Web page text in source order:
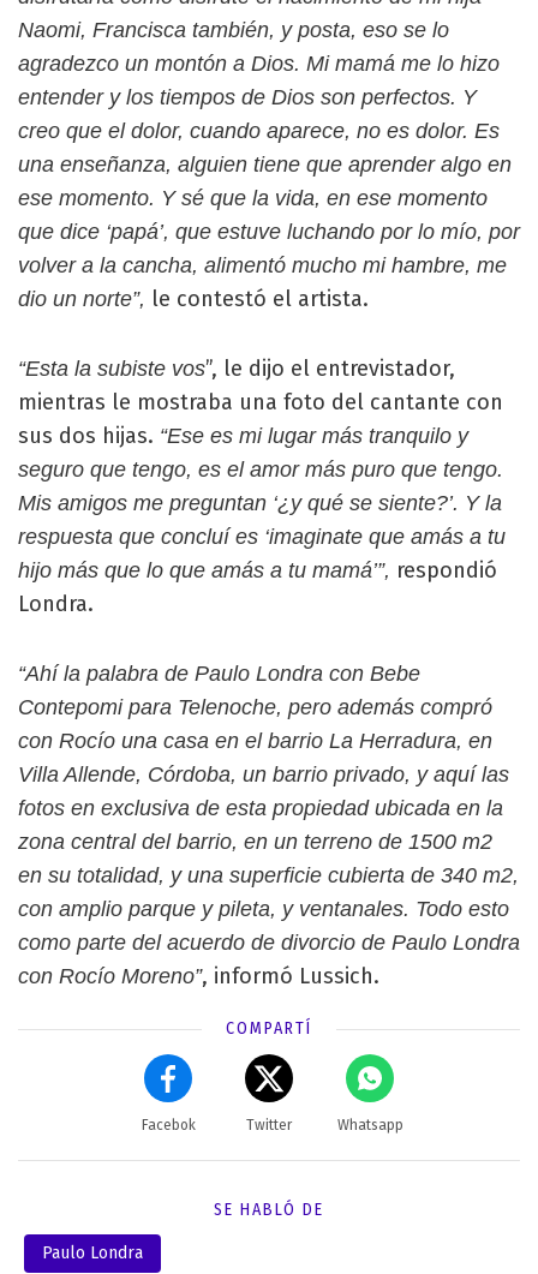
Naomi, Francisca también, y posta, eso se lo
agradezco un montón a Dios. Mi mamá me lo hizo
entender y los tiempos de Dios son perfectos. Y
creo que el dolor, cuando aparece, no es dolor. Es
una enseñanza, alguien tiene que aprender algo en
ese momento. Y sé que la vida, en ese momento
que dice ‘papá’, que estuve luchando por lo mío, por
volver a la cancha, alimentó mucho mi hambre, me
dio un norte”, le contestó el artista.
“Esta la subiste vos”, le dijo el entrevistador,
mientras le mostraba una foto del cantante con
sus dos hijas. “Ese es mi lugar más tranquilo y
seguro que tengo, es el amor más puro que tengo.
Mis amigos me preguntan ‘¿y qué se siente?’. Y la
respuesta que concluí es ‘imaginate que amás a tu
hijo más que lo que amás a tu mamá’”, respondió
Londra.
“Ahí la palabra de Paulo Londra con Bebe
Contepomi para Telenoche, pero además compró
con Rocío una casa en el barrio La Herradura, en
Villa Allende, Córdoba, un barrio privado, y aquí las
fotos en exclusiva de esta propiedad ubicada en la
zona central del barrio, en un terreno de 1500 m2
en su totalidad, y una superficie cubierta de 340 m2,
con amplio parque y pileta, y ventanales. Todo esto
como parte del acuerdo de divorcio de Paulo Londra
con Rocío Moreno”, informó Lussich.
COMPARTÍ
Facebok Twitter Whatsapp
SE HABLÓ DE
Paulo Londra